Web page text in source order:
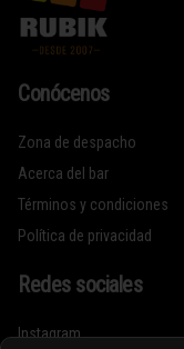
Conócenos
Zona de despacho
Acerca del bar
Términos y condiciones
Política de privacidad
Redes sociales
Instagram